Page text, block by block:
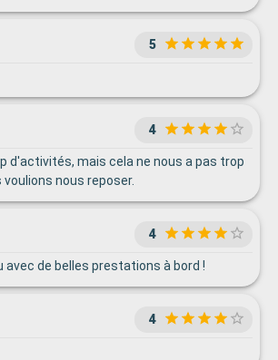
5
4
d'activités, mais cela ne nous a pas trop
nous reposer.
4
avec de belles prestations à bord !
4